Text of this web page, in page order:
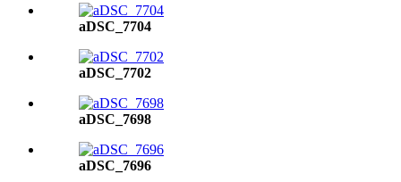
aDSC_7704
aDSC_7702
aDSC_7698
aDSC_7696